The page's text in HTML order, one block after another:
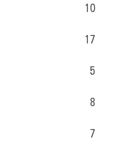
10
17
5
8
7